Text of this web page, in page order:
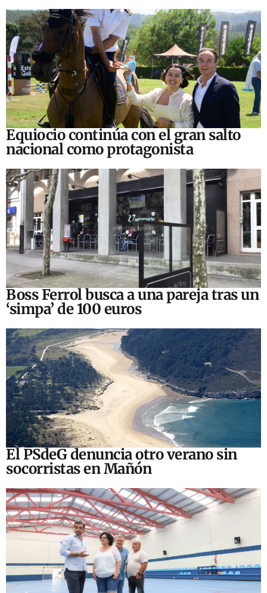
Equiocio continúa con el gran salto
nacional como protagonista
Boss Ferrol busca a una pareja tras un
‘simpa’ de 100 euros
El PSdeG denuncia otro verano sin
socorristas en Mañón